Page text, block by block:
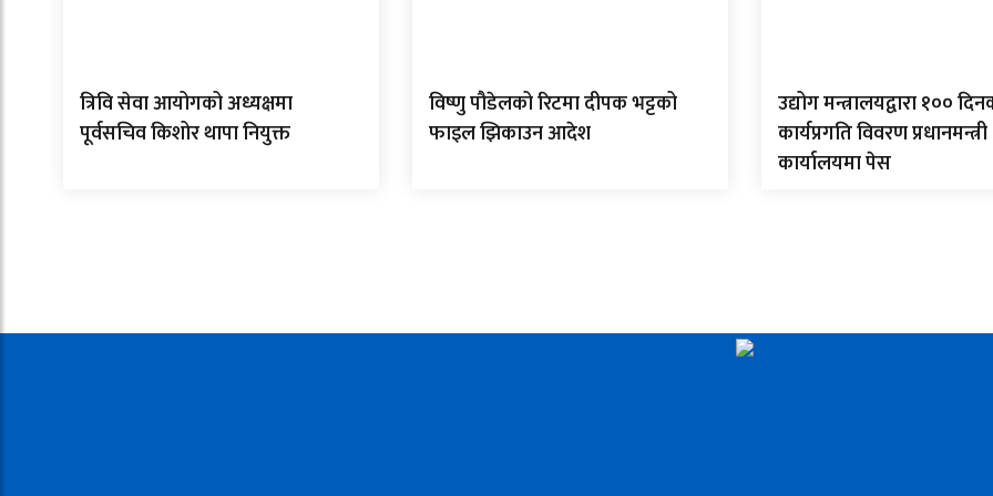
त्रिवि सेवा आयोगको अध्यक्षमा
पूर्वसचिव किशोर थापा नियुक्त
विष्णु पौडेलको रिटमा दीपक भट्टको
फाइल झिकाउन आदेश
उद्योग मन्त्रालयद्वारा १००
कार्यप्रगति विवरण प्रधानमन्त्री
कार्यालयमा पेस